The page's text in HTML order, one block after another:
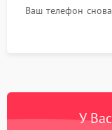
Ваш телефон
У